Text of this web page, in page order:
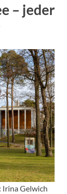
– jeder
Irina Gelwich